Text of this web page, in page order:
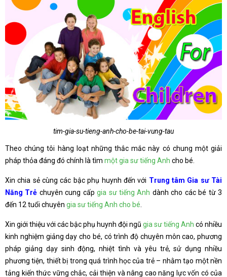
tim-gia-su-tieng-anh-cho-be-tai-vung-tau
Theo chúng tôi hàng loạt những thắc mắc này có chung một giải
pháp thỏa đáng đó chính là tìm một gia sư tiếng Anh cho bé.
Xin chia sẻ cùng các bậc phụ huynh đến với Trung tâm Gia sư Tài
Năng Trẻ chuyên cung cấpgia sư tiếng Anh dành cho các bé từ 3
đến 12 tuổi chuyên gia sư tiếng Anh cho bé
Xin giới thiệu với các bậc phụ huynh đội ngũ gia sư tiếng Anh có nhiều
kinh nghiệm giảng dạy cho bé, có trình độ chuyên môn cao, phương
pháp giảng dạy sinh động, nhiệt tình và yêu trẻ, sử dụng nhiều
phương tiện, thiết bị trong quá trình học của trẻ – nhằm tạo một nền
tảng kiến thức vững chắc, cải thiện và nâng cao năng lực vốn có của